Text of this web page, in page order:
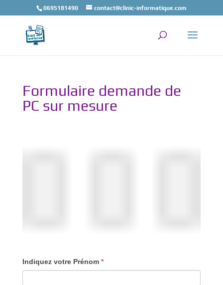
0695181490 contact@clinic-informatique.com
Formulaire demande de
PC sur mesure
Indiquez votre Prénom *